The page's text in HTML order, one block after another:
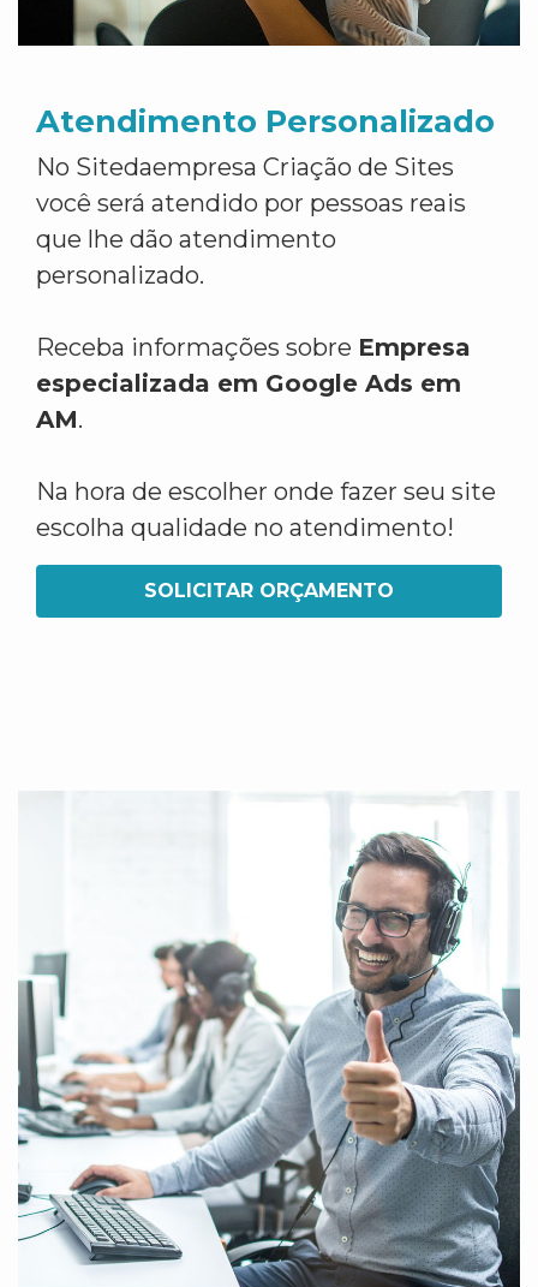
Atendimento Personalizado
No Sitedaempresa Criação de Sites
você será atendido por pessoas reais
que lhe dão atendimento
personalizado.
Receba informações sobre Empresa
especializada em Google Ads em
AM.
Na hora de escolher onde fazer seu site
escolha qualidade no atendimento!
SOLICITAR ORÇAMENTO